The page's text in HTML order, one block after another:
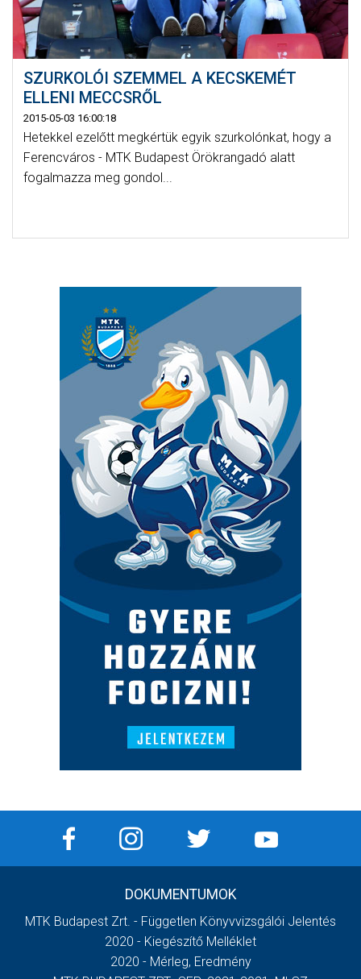
SZURKOLÓI SZEMMEL A KECSKEMÉT
ELLENI MECCSRŐL
2015-05-03 16:00:18
Hetekkel ezelőtt megkértük egyik szurkolónkat, hogy a
Ferencváros - MTK Budapest Örökrangadó alatt
fogalmazza meg gondol...
DOKUMENTUMOK
MTK Budapest Zrt. - Független Könyvvizsgálói Jelentés
2020 - Kiegészítő Melléklet
2020 - Mérleg, Eredmény